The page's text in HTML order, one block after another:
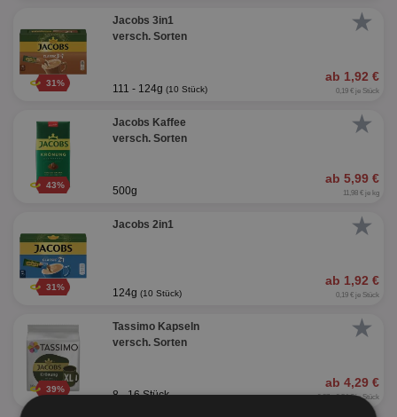
★
31%
Jacobs 3in1
versch. Sorten
ab 1,92 €
111 - 124g (10 Stück) 0,19 € je Stück
★
43%
Jacobs Kaffee
versch. Sorten
ab 5,99 €
500g 11,98 € je kg
★
31%
Jacobs 2in1
ab 1,92 €
124g (10 Stück) 0,19 € je Stück
★
39%
Tassimo Kapseln
versch. Sorten
ab 4,29 €
8 - 16 Stück 0,27 - 0,54 € je Stück